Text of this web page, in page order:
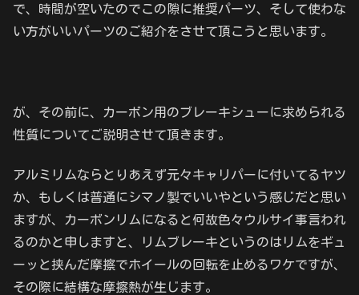
で、時間が空いたのでこの隙に推奨パーツ、そして使わな
い方がいいパーツのご紹介をさせて頂こうと思います。
が、その前に、カーボン用のブレーキシューに求められる
性質についてご説明させて頂きます。
アルミリムならとりあえず元々キャリパーに付いてるヤツ
か、もしくは普通にシマノ製でいいやという感じだと思い
ますが、カーボンリムになると何故色々ウルサイ事言われ
るのかと申しますと、リムブレーキというのはリムをギュ
ーッと挟んだ摩擦でホイールの回転を止めるワケですが、
その際に結構な摩擦熱が生じます。